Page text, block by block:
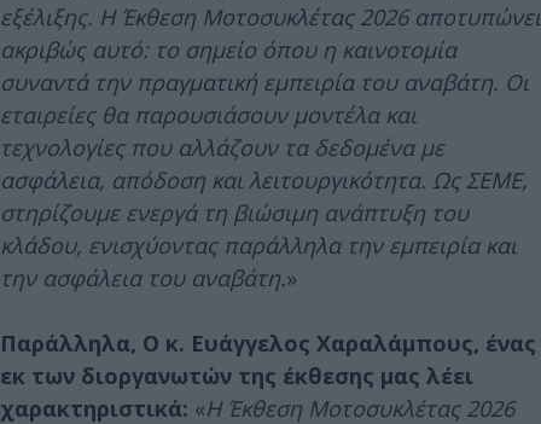
εξέλιξης. Η Έκθεση Μοτοσυκλέτας 2026 αποτυπώνει
ακριβώς αυτό: το σημείο όπου η καινοτομία
συναντά την πραγματική εμπειρία του αναβάτη. Οι
εταιρείες θα παρουσιάσουν μοντέλα και
τεχνολογίες που αλλάζουν τα δεδομένα με
ασφάλεια, απόδοση και λειτουργικότητα. Ως ΣΕΜΕ,
στηρίζουμε ενεργά τη βιώσιμη ανάπτυξη του
κλάδου, ενισχύοντας παράλληλα την εμπειρία και
την ασφάλεια του αναβάτη.»
Παράλληλα, Ο κ. Ευάγγελος Χαραλάμπους, ένας
εκ των διοργανωτών της έκθεσης μας λέει
χαρακτηριστικά: «Η Έκθεση Μοτοσυκλέτας 2026